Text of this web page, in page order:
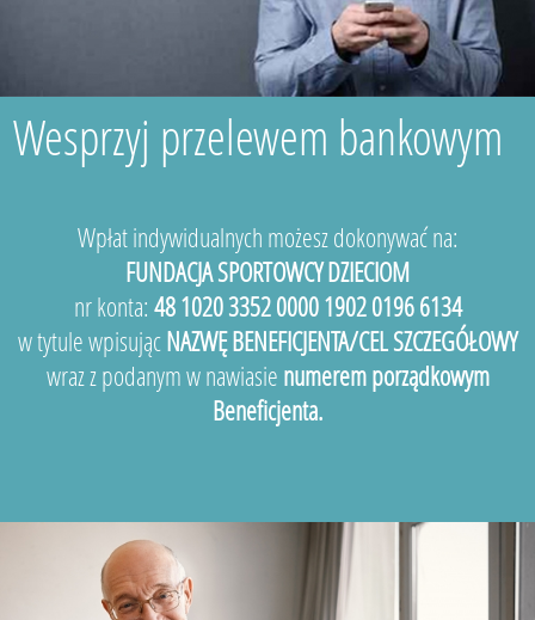
Wesprzyj przelewem bankowym
Wpłat indywidualnych możesz dokonywać na:
FUNDACJA SPORTOWCY DZIECIOM
nr konta: 48 1020 3352 0000 1902 0196 6134
w tytule wpisującNAZWĘ BENEFICJENTA/CEL SZCZEGÓŁOWY
wraz z podanym w nawiasie numerem porządkowym
Beneficjenta.